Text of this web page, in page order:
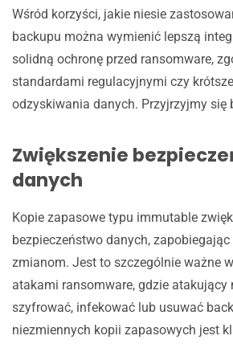
Wśród korzyści, jakie niesie
backupu można wymienić lepszą
solidną ochronę przed ransomware,
standardami regulacyjnymi czy
odzyskiwania danych. Przyjrzyjmy się
Zwiększenie
danych
Kopie zapasowe typu immutable
bezpieczeństwo danych,
zmianom. Jest to szczególnie ważne
atakami ransomware, gdzie atakujący
szyfrować, infekować lub usuwać
niezmiennych kopii zapasowych jest